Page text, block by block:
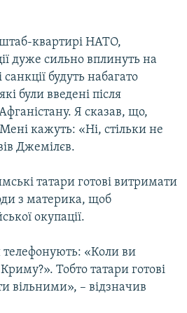
квартирі НАТО,
дуже сильно вплинуть на
будуть набагато
були введені після
Я сказав, що,
кажуть: «Ні, стільки не
Джемілєв.
татари готові витримати
з материка, щоб
окупації.
телефонують: «Коли ви
Тобто татари готові
вільними», – відзначив